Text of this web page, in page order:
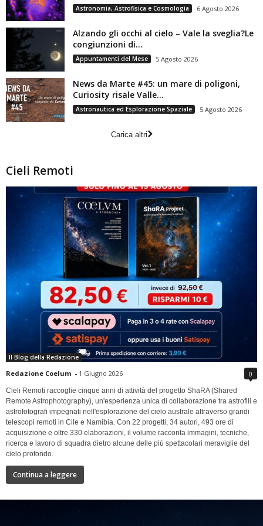
Astronomia, Astrofisica e Cosmologia 6 Agosto 2026
Alzando gli occhi al cielo – Vale la sveglia?Le
congiunzioni di...
Appuntamenti del Mese 5 Agosto 2026
News da Marte #45: un mare di poligoni,
Curiosity risale Valle...
Astronautica ed Esplorazione Spaziale 5 Agosto 2026
Carica altri
Cieli Remoti
Il Blog della Redazione
Redazione Coelum - 1 Giugno 2026 0
Cieli Remoti raccoglie cinque anni di attività del progetto ShaRA (Shared
Remote Astrophotography), un'esperienza unica di collaborazione tra astrofili e
astrofotografi impegnati nell'esplorazione del cielo australe attraverso grandi
telescopi remoti in Cile e Namibia. Con 22 progetti, 34 autori, 493 ore di
acquisizione e oltre 330 elaborazioni, il volume racconta immagini, tecniche,
ricerca e lavoro di squadra dietro alcune delle più spettacolari meraviglie del
cielo profondo.
Continua a leggere